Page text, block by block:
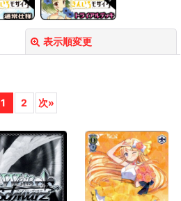
表示順変更
絞り込む
1 2 次»